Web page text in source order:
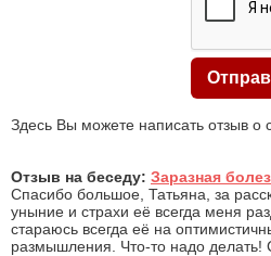
Здесь Вы можете написать отзыв о
Отзыв на беседу: Заразная
Спасибо большое, Татьяна, за
уныние и страхи её всегда меня
стараюсь всегда её на
размышления. Что-то надо делать!